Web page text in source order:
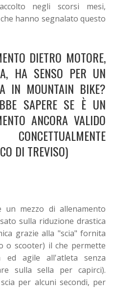
negli scorsi mesi,
hanno segnalato questo
DIETRO MOTORE,
HA SENSO PER UN
IN MOUNTAIN BIKE?
SAPERE SE È UN
ANCORA VALIDO
DI TREVISO)
mezzo di allenamento
sulla riduzione drastica
grazie alla "scia" fornita
o scooter) il che permette
ed agile all'atleta senza
sulla sella per capirci).
per alcuni secondi, per